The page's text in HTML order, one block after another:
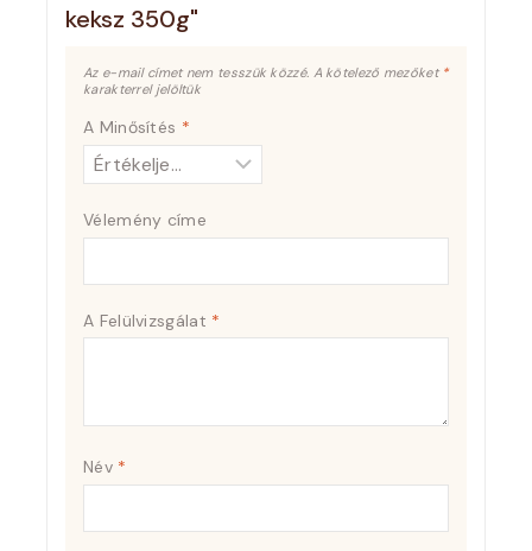
keksz 350g"
Az e-mail címet nem tesszük közzé. A kötelező mezőket *
karakterrel jelöltük
A Minősítés *
Vélemény címe
A Felülvizsgálat *
Név *